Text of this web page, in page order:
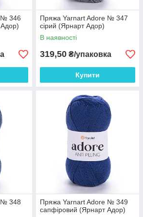
№ 346
Адор)
Пряжа Yarnart Adore № 347
сірий (Ярнарт Адор)
В наявності
319,50 ₴/упаковка
Купити
№ 348
Пряжа Yarnart Adore № 349
сапфіровий (Ярнарт Адор)